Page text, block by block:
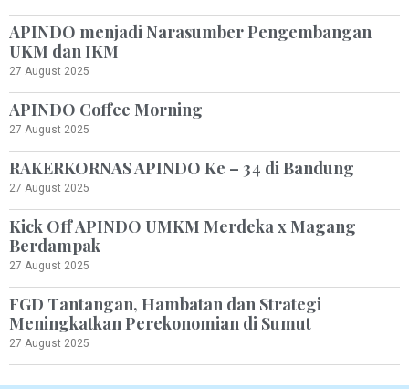
APINDO menjadi Narasumber Pengembangan
UKM dan IKM
27 August 2025
APINDO Coffee Morning
27 August 2025
RAKERKORNAS APINDO Ke – 34 di Bandung
27 August 2025
Kick Off APINDO UMKM Merdeka x Magang
Berdampak
27 August 2025
FGD Tantangan, Hambatan dan Strategi
Meningkatkan Perekonomian di Sumut
27 August 2025